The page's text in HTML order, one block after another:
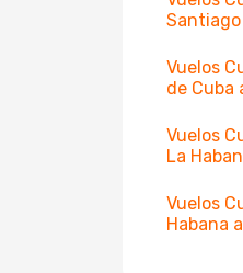
Vuelos
de Cuba
Vuelos
La
Vuelos
Habana